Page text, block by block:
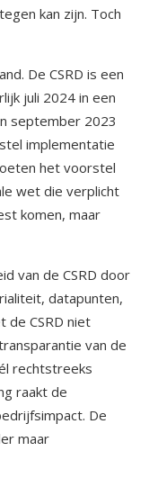
kan zijn. Toch
De CSRD is een
juli 2024 in een
september 2023
implementatie
het voorstel
wet die verplicht
komen, maar
van de CSRD door
datapunten,
de CSRD niet
van de
rechtstreeks
raakt de
De
maar